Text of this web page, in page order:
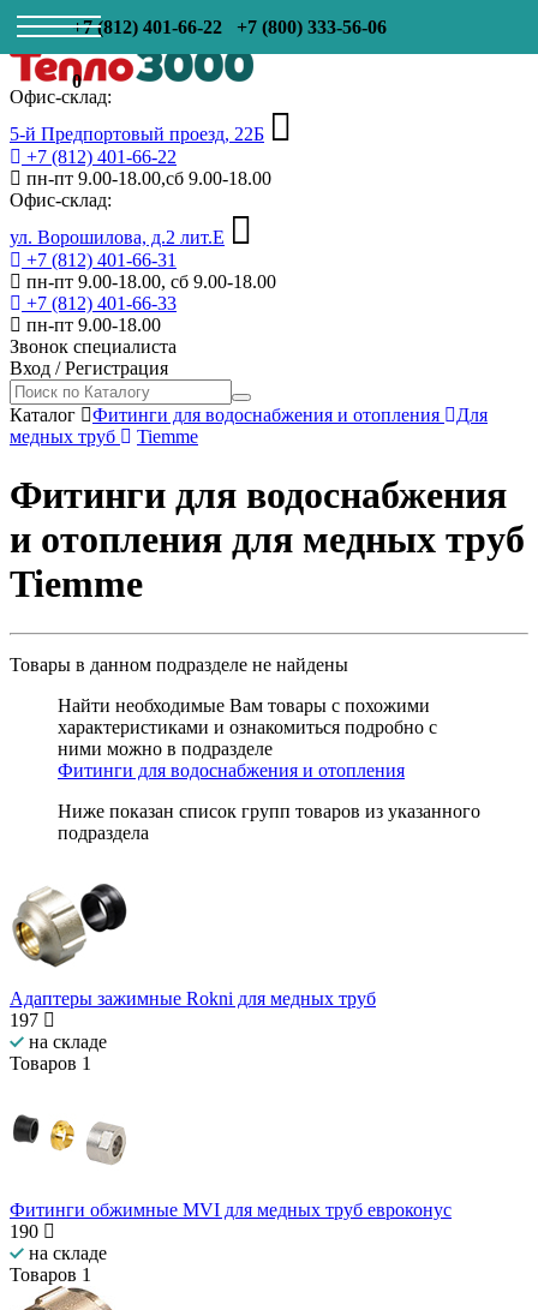
+7 (812) 401-66-22 +7 (800) 333-56-06
0
Офис-склад:
5-й Предпортовый проезд, 22Б
+7 (812) 401-66-22
пн-пт 9.00-18.00,сб 9.00-18.00
Офис-склад:
ул. Ворошилова, д.2 лит.Е
+7 (812) 401-66-31
пн-пт 9.00-18.00, сб 9.00-18.00
+7 (812) 401-66-33
пн-пт 9.00-18.00
Звонок специалиста
Вход /Регистрация
Каталог Фитинги для водоснабжения и отопления
Для
медных труб
Tiemme
Фитинги для водоснабжения
и отопления для медных труб
Tiemme
Товары в данном подразделе не найдены
Найти необходимые Вам товары с похожими
характеристиками и ознакомиться подробно с
ними можно в подразделе
Фитинги для водоснабжения и отопления
Ниже показан список групп товаров из указанного
подраздела
Адаптеры зажимные Rokni для медных труб
197
на складе
Товаров 1
Фитинги обжимные MVI для медных труб евроконус
190
на складе
Товаров 1